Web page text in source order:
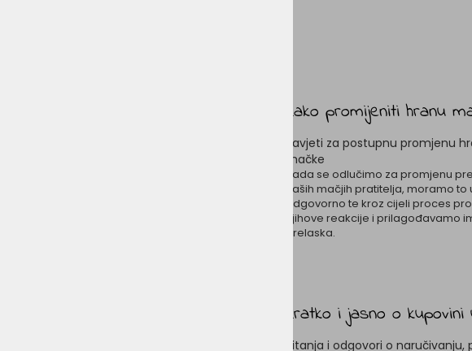
Kako promijeniti hranu
Savjeti za postupnu promjenu
mačke
Kada se odlučimo za promjenu
naših mačjih pratitelja, moramo to
odgovorno te kroz cijeli proces
njihove reakcije i prilagođavamo
prelaska.
Kratko i jasno o kupovini
Pitanja i odgovori o naručivanju,